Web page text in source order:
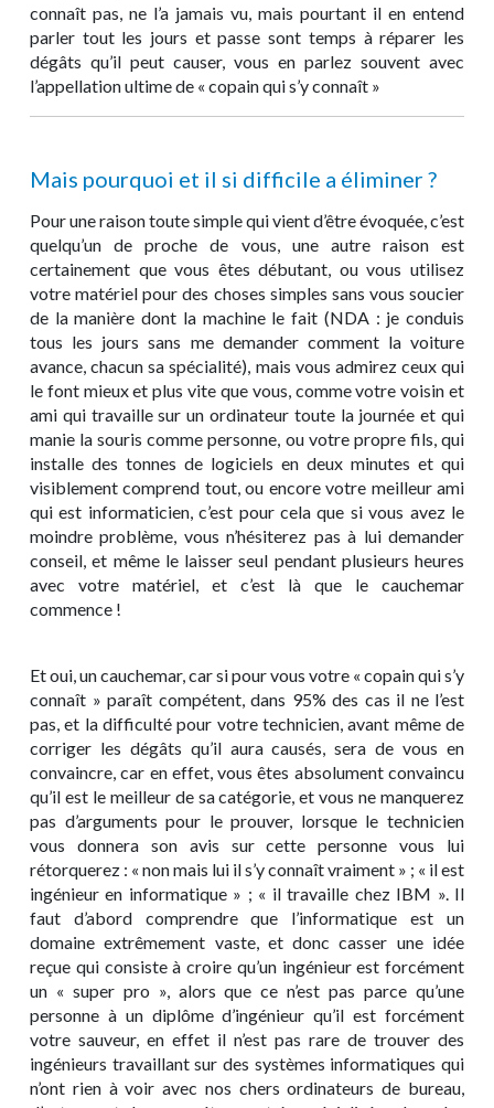
connaît pas, ne l’a jamais vu, mais pourtant il en entend
parler tout les jours et passe sont temps à réparer les
dégâts qu’il peut causer, vous en parlez souvent avec
l’appellation ultime de « copain qui s’y connaît »
Mais pourquoi et il si difficile a éliminer ?
Pour une raison toute simple qui vient d’être évoquée, c’est
quelqu’un de proche de vous, une autre raison est
certainement que vous êtes débutant, ou vous utilisez
votre matériel pour des choses simples sans vous soucier
de la manière dont la machine le fait (NDA : je conduis
tous les jours sans me demander comment la voiture
avance, chacun sa spécialité), mais vous admirez ceux qui
le font mieux et plus vite que vous, comme votre voisin et
ami qui travaille sur un ordinateur toute la journée et qui
manie la souris comme personne, ou votre propre fils, qui
installe des tonnes de logiciels en deux minutes et qui
visiblement comprend tout, ou encore votre meilleur ami
qui est informaticien, c’est pour cela que si vous avez le
moindre problème, vous n’hésiterez pas à lui demander
conseil, et même le laisser seul pendant plusieurs heures
avec votre matériel, et c’est là que le cauchemar
commence !
Et oui, un cauchemar, car si pour vous votre « copain qui s’y
connaît » paraît compétent, dans 95% des cas il ne l’est
pas, et la difficulté pour votre technicien, avant même de
corriger les dégâts qu’il aura causés, sera de vous en
convaincre, car en effet, vous êtes absolument convaincu
qu’il est le meilleur de sa catégorie, et vous ne manquerez
pas d’arguments pour le prouver, lorsque le technicien
vous donnera son avis sur cette personne vous lui
rétorquerez : « non mais lui il s’y connaît vraiment » ; « il est
ingénieur en informatique » ; « il travaille chez IBM ». Il
faut d’abord comprendre que l’informatique est un
domaine extrêmement vaste, et donc casser une idée
reçue qui consiste à croire qu’un ingénieur est forcément
un « super pro », alors que ce n’est pas parce qu’une
personne à un diplôme d’ingénieur qu’il est forcément
votre sauveur, en effet il n’est pas rare de trouver des
ingénieurs travaillant sur des systèmes informatiques qui
n’ont rien à voir avec nos chers ordinateurs de bureau,